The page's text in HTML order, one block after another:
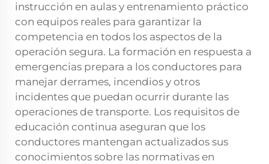
instrucción en aulas y entrenamiento práctico
con equipos reales para garantizar la
competencia en todos los aspectos de la
operación segura. La formación en respuesta a
emergencias prepara a los conductores para
manejar derrames, incendios y otros
incidentes que puedan ocurrir durante las
operaciones de transporte. Los requisitos de
educación continua aseguran que los
conductores mantengan actualizados sus
conocimientos sobre las normativas en